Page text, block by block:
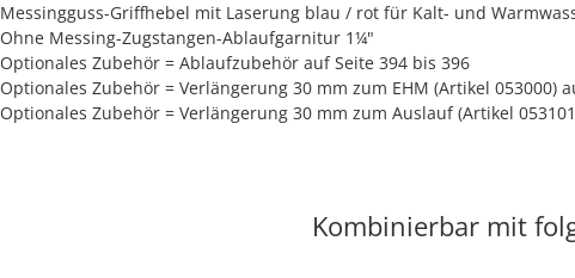
Messingguss-Griffhebel mit Laserung blau / rot für Kalt- und
Ohne Messing-Zugstangen-Ablaufgarnitur 1¼"
Optionales Zubehör = Ablaufzubehör auf Seite 394 bis 396
Optionales Zubehör = Verlängerung 30 mm zum EHM (Artikel 053000)
Optionales Zubehör = Verlängerung 30 mm zum Auslauf (Artikel
Kombinierbar mit